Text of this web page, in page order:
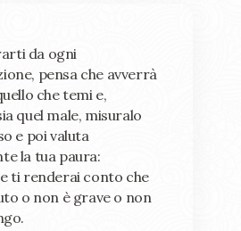
da ogni
pensa che avverrà
che temi e,
quel male, misuralo
e poi valuta
la tua paura:
ti renderai conto che
o non è grave o non